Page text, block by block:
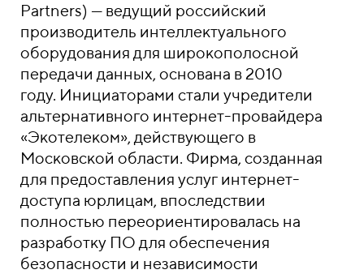
Partners) — ведущий российский
производитель интеллектуального
оборудования для широкополосной
передачи данных, основана в 2010
году. Инициаторами стали учредители
альтернативного интернет-провайдера
«Экотелеком», действующего в
Московской области. Фирма, созданная
для предоставления услуг интернет-
доступа юрлицам, впоследствии
полностью переориентировалась на
разработку ПО для обеспечения
безопасности и независимости